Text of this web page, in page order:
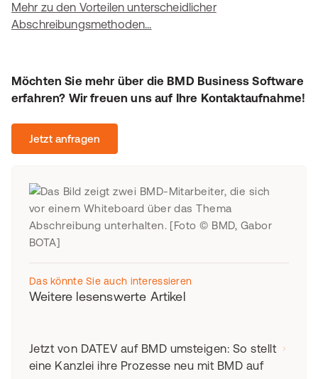
Mehr zu den Vorteilen unterscheidlicher
Abschreibungsmethoden...
Möchten Sie mehr über die BMD Business Software
erfahren? Wir freuen uns auf Ihre Kontaktaufnahme!
Jetzt anfragen
Das könnte Sie auch interessieren
Weitere lesenswerte Artikel
Jetzt von DATEV auf BMD umsteigen: So stellt
eine Kanzlei ihre Prozesse neu mit BMD auf